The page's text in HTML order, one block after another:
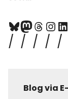
Blog via